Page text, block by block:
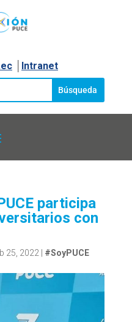
│ Intranet
participa
con
25, 2022| #SoyPUCE